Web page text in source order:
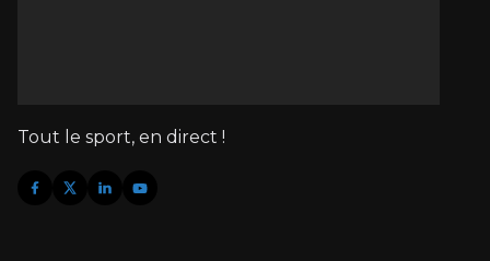
Tout le sport, en direct !